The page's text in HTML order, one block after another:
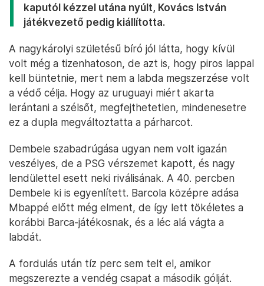
kaputól kézzel utána nyúlt, Kovács István
játékvezető pedig kiállította.
A nagykárolyi születésű bíró jól látta, hogy kívül
volt még a tizenhatoson, de azt is, hogy piros lappal
kell büntetnie, mert nem a labda megszerzése volt
a védő célja. Hogy az uruguayi miért akarta
lerántani a szélsőt, megfejthetetlen, mindenesetre
ez a dupla megváltoztatta a párharcot.
Dembele szabadrúgása ugyan nem volt igazán
veszélyes, de a PSG vérszemet kapott, és nagy
lendülettel esett neki riválisának. A 40. percben
Dembele ki is egyenlített. Barcola középre adása
Mbappé előtt még elment, de így lett tökéletes a
korábbi Barca-játékosnak, és a léc alá vágta a
labdát.
A fordulás után tíz perc sem telt el, amikor
megszerezte a vendég csapat a második gólját.